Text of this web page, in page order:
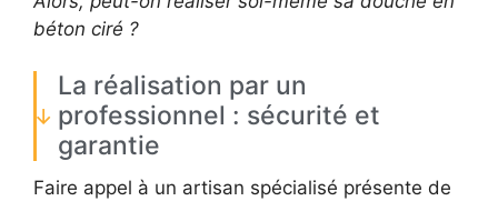
béton ciré ?
La réalisation par un
professionnel : sécurité et
garantie
Faire appel à un artisan spécialisé présente de